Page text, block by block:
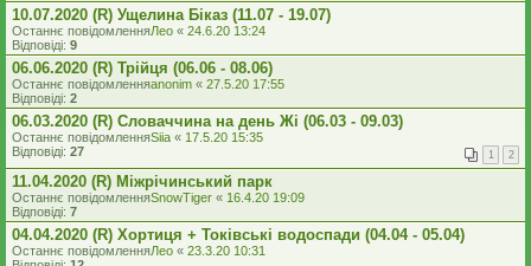
10.07.2020 (R) Ущелина Біказ (11.07 - 19.07)
Останнє повідомленняЛео « 24.6.20 13:24
Відповіді: 9
06.06.2020 (R) Трійця (06.06 - 08.06)
Останнє повідомленняanonim « 27.5.20 17:55
Відповіді: 2
06.03.2020 (R) Словаччина на день Жі (06.03 - 09.03)
Останнє повідомленняSiia « 17.5.20 15:35
Відповіді: 27 1 2
11.04.2020 (R) Міжрічинський парк
Останнє повідомленняSnowTiger « 16.4.20 19:09
Відповіді: 7
04.04.2020 (R) Хортиця + Токівські водоспади (04.04 - 05.04)
Останнє повідомленняЛео « 23.3.20 10:31